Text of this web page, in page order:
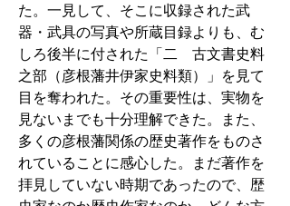
た。一見して、そこに収録された武
器・武具の写真や所蔵目録よりも、む
しろ後半に付された「二 古文書史料
之部（彦根藩井伊家史料類）」を見て
目を奪われた。その重要性は、実物を
見ないまでも十分理解できた。また、
多くの彦根藩関係の歴史著作をものさ
れていることに感心した。まだ著作を
拝見していない時期であったので、歴